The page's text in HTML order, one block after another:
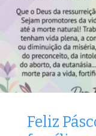
Feliz